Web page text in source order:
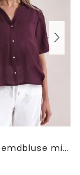
Kurzarm Hemdbluse mit Turn-Up-Details